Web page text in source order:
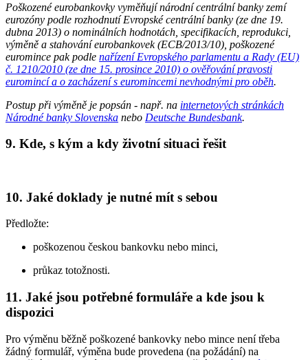
Poškozené eurobankovky vyměňují národní centrální banky zemí
eurozóny podle rozhodnutí Evropské centrální banky (ze dne 19.
dubna 2013) o nominálních hodnotách, specifikacích, reprodukci,
výměně a stahování eurobankovek (ECB/2013/10), poškozené
euromince pak podle nařízení Evropského parlamentu a Rady (EU)
č. 1210/2010 (ze dne 15. prosince 2010) o ověřování pravosti
euromincí a o zacházení s euromincemi nevhodnými pro oběh.
Postup při výměně je popsán - např. na internetových stránkách
Národné banky Slovenska nebo Deutsche Bundesbank.
9. Kde, s kým a kdy životní situaci řešit
10. Jaké doklady je nutné mít s sebou
Předložte:
poškozenou českou bankovku nebo minci,
průkaz totožnosti.
11. Jaké jsou potřebné formuláře a kde jsou k
dispozici
Pro výměnu běžně poškozené bankovky nebo mince není třeba
žádný formulář, výměna bude provedena (na požádání) na